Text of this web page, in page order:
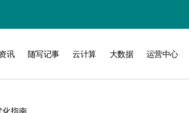
讯 随写记事 云计算 大数据 运营中心
化指南